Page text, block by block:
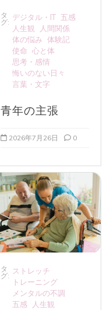
タ
グ:
デジタル・IT 五感
人生観
人間関係
体の悩み 体験記
使命 心と体
思考・感情
悔いのない日々
言葉・文字
青年の主張
2026年7月26日 0
タ
グ:
ストレッチ
トレーニング
メンタルの不調
五感
人生観